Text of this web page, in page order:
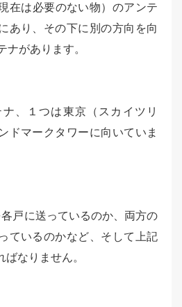
在は必要のない物）のアンテ
あり、その下に別の方向を向
ナがあります。
、１つは東京（スカイツリ
ドマークタワーに向いていま
戸に送っているのか、両方の
ているのかなど、そして上記
なりません。